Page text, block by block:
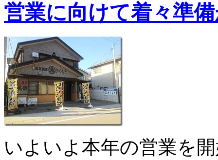
営業に向けて着々準
いよいよ本年の営業を